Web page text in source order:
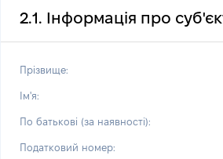
2.1. Інформація про
Прізвище:
Ім'я:
По батькові (за наявності):
Податковий номер: